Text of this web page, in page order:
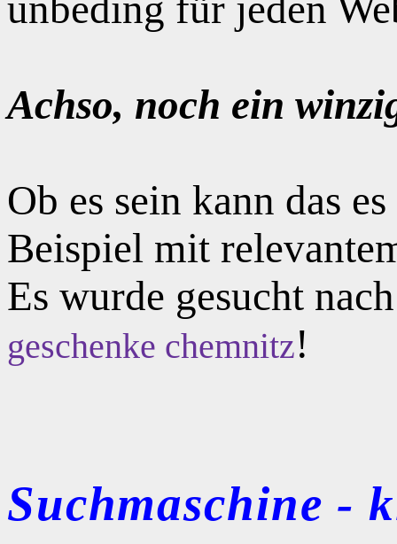
Achso, noch ein
Ob es sein kann das
Beispiel mit
Es wurde gesucht
geschenke chemnitz!
Suchmaschine -